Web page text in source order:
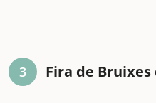
3 Fira de